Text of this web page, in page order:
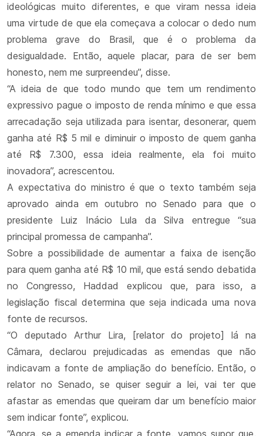
ideológicas muito diferentes, e que viram nessa ideia
uma virtude de que ela começava a colocar o dedo num
problema grave do Brasil, que é o problema da
desigualdade. Então, aquele placar, para de ser bem
honesto, nem me surpreendeu”, disse.
“A ideia de que todo mundo que tem um rendimento
expressivo pague o imposto de renda mínimo e que essa
arrecadação seja utilizada para isentar, desonerar, quem
ganha até R$ 5 mil e diminuir o imposto de quem ganha
até R$ 7.300, essa ideia realmente, ela foi muito
inovadora”, acrescentou.
A expectativa do ministro é que o texto também seja
aprovado ainda em outubro no Senado para que o
presidente Luiz Inácio Lula da Silva entregue “sua
principal promessa de campanha”.
Sobre a possibilidade de aumentar a faixa de isenção
para quem ganha até R$ 10 mil, que está sendo debatida
no Congresso, Haddad explicou que, para isso, a
legislação fiscal determina que seja indicada uma nova
fonte de recursos.
“O deputado Arthur Lira, [relator do projeto] lá na
Câmara, declarou prejudicadas as emendas que não
indicavam a fonte de ampliação do benefício. Então, o
relator no Senado, se quiser seguir a lei, vai ter que
afastar as emendas que queiram dar um benefício maior
sem indicar fonte”, explicou.
“Agora, se a emenda indicar a fonte, vamos supor que,